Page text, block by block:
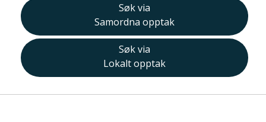
Søk via
Samordna opptak
Søk via
Lokalt opptak